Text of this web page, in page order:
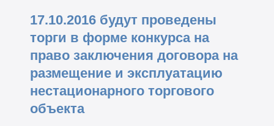
17.10.2016 будут проведены
торги в форме конкурса на
право заключения договора на
размещение и эксплуатацию
нестационарного торгового
объекта